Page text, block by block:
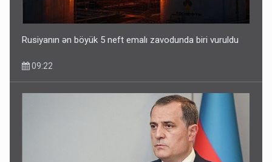
Rusiyanın ən böyük 5 neft emalı zavodunda biri vuruldu
09:22